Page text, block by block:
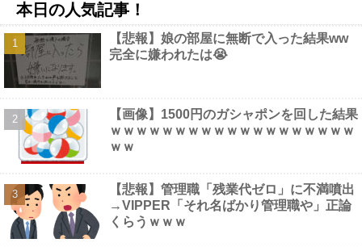
【画像】 風俗で毎回こういう"恵体メロン"お姉さん(35)を指名し
てしまうんやが・・・・・・ NEW!
甲子園初・女性の審判員がデビュー 試合後に涙…「嬉しい気持
ちと絶対失敗しちゃいけない、それだけでした」他
なぁ、永久機関ってなんで絶対に作れないん？他
【画像】 フリーアナの宇垣美里(35)さん、パンッパンの乳房がエ
□すぎるｗｗｗｗｗｗ
NEW!
【画像】 避難所の女がHすぎるｗｗｗｗｗ
NEW!
Powered by livedoor 相互RSS
本日の人気記事！
【悲報】娘の部屋に無断で入った結果ww
完全に嫌われたは😭
【画像】1500円のガシャポンを回した結果
ｗｗｗｗｗｗｗｗｗｗｗｗｗｗｗｗｗｗｗ
ｗｗ
【悲報】管理職「残業代ゼロ」に不満噴出
→VIPPER「それ名ばかり管理職や」正論
くらうｗｗｗ